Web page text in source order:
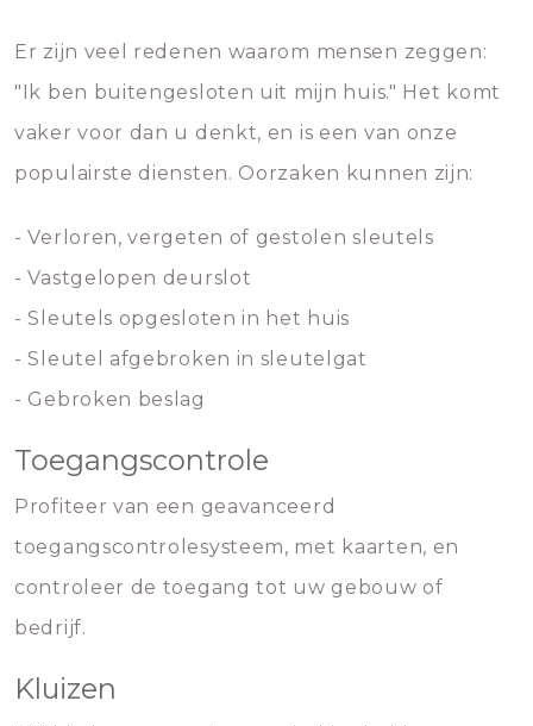
Er zijn veel redenen waarom mensen zeggen:
"Ik ben buitengesloten uit mijn huis." Het komt
vaker voor dan u denkt, en is een van onze
populairste diensten. Oorzaken kunnen zijn:
- Verloren, vergeten of gestolen sleutels
- Vastgelopen deurslot
- Sleutels opgesloten in het huis
- Sleutel afgebroken in sleutelgat
- Gebroken beslag
Toegangscontrole
Profiteer van een geavanceerd
toegangscontrolesysteem, met kaarten, en
controleer de toegang tot uw gebouw of
bedrijf.
Kluizen